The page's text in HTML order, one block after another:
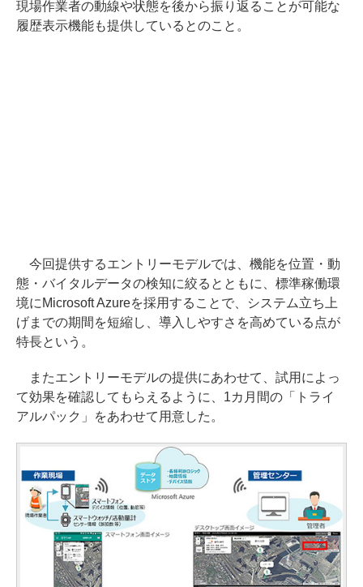
現場作業者の動線や状態を後から振り返ることが可能な
履歴表示機能も提供しているとのこと。
今回提供するエントリーモデルでは、機能を位置・動
態・バイタルデータの検知に絞るとともに、標準稼働環
境にMicrosoft Azureを採用することで、システム立ち上
げまでの期間を短縮し、導入しやすさを高めている点が
特長という。
またエントリーモデルの提供にあわせて、試用によっ
て効果を確認してもらえるように、1カ月間の「トライ
アルパック」をあわせて用意した。